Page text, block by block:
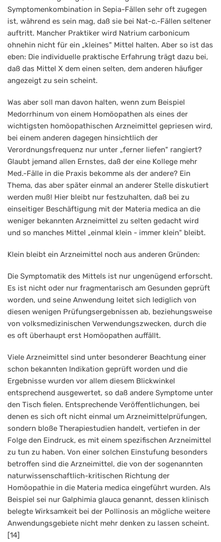
Symptomenkombination in Sepia-Fällen sehr oft zugegen
ist, während es sein mag, daß sie bei Nat-c.-Fällen seltener
auftritt. Mancher Praktiker wird Natrium carbonicum
ohnehin nicht für ein „kleines" Mittel halten. Aber so ist das
eben: Die individuelle praktische Erfahrung trägt dazu bei,
daß das Mittel X dem einen selten, dem anderen häufiger
angezeigt zu sein scheint.
Was aber soll man davon halten, wenn zum Beispiel
Medorrhinum von einem Homöopathen als eines der
wichtigsten homöopathischen Arzneimittel gepriesen wird,
bei einem anderen dagegen hinsichtlich der
Verordnungsfrequenz nur unter „ferner liefen" rangiert?
Glaubt jemand allen Ernstes, daß der eine Kollege mehr
Med.-Fälle in die Praxis bekomme als der andere? Ein
Thema, das aber später einmal an anderer Stelle diskutiert
werden muß! Hier bleibt nur festzuhalten, daß bei zu
einseitiger Beschäftigung mit der Materia medica an die
weniger bekannten Arzneimittel zu selten gedacht wird
und so manches Mittel „einmal klein - immer klein" bleibt.
Klein bleibt ein Arzneimittel noch aus anderen Gründen:
Die Symptomatik des Mittels ist nur ungenügend erforscht.
Es ist nicht oder nur fragmentarisch am Gesunden geprüft
worden, und seine Anwendung leitet sich lediglich von
diesen wenigen Prüfungsergebnissen ab, beziehungsweise
von volksmedizinischen Verwendungszwecken, durch die
es oft überhaupt erst Homöopathen auffällt.
Viele Arzneimittel sind unter besonderer Beachtung einer
schon bekannten Indikation geprüft worden und die
Ergebnisse wurden vor allem diesem Blickwinkel
entsprechend ausgewertet, so daß andere Symptome unter
den Tisch fielen. Entsprechende Veröffentlichungen, bei
denen es sich oft nicht einmal um Arzneimittelprüfungen,
sondern bloße Therapiestudien handelt, vertiefen in der
Folge den Eindruck, es mit einem spezifischen Arzneimittel
zu tun zu haben. Von einer solchen Einstufung besonders
betroffen sind die Arzneimittel, die von der sogenannten
naturwissenschaftlich-kritischen Richtung der
Homöopathie in die Materia medica eingeführt wurden. Als
Beispiel sei nur Galphimia glauca genannt, dessen klinisch
belegte Wirksamkeit bei der Pollinosis an mögliche weitere
Anwendungsgebiete nicht mehr denken zu lassen scheint.
[14]